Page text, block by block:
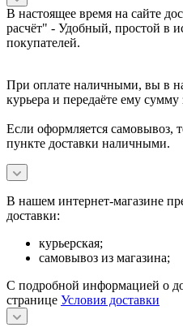
В настоящее время на сайте
расчёт" - Удобный, простой в
покупателей.
При оплате наличными, вы в
курьера и передаёте ему сумму
Если оформляется самовывоз,
пункте доставки наличными.
В нашем интернет-магазине
доставки:
курьерская;
самовывоз из магазина;
С подробной информацией о
странице Условия доставки